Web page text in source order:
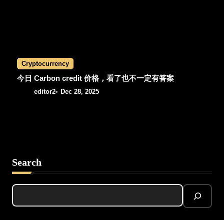
Cryptocurrency
今日 Carbon credit 价格，看了也不一定有答案
editor2 Dec 28, 2025
Search